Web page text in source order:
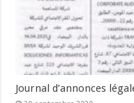
Journal d’annonces